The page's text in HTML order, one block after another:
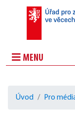
MENU
Úvod Pro